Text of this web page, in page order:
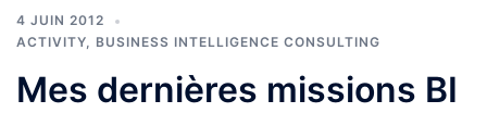
4 JUIN 2012
ACTIVITY
BUSINESS INTELLIGENCE CONSULTING
Mes dernières missions BI